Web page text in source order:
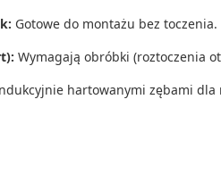
Gotowe do montażu bez
Wymagają obróbki (roztoczenia
hartowanymi zębami dla